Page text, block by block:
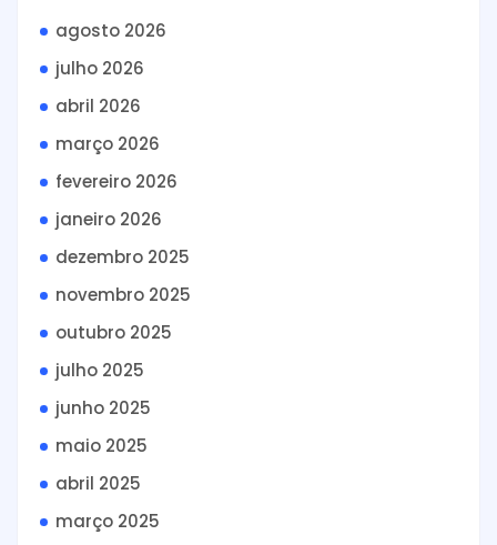
agosto 2026
julho 2026
abril 2026
março 2026
fevereiro 2026
janeiro 2026
dezembro 2025
novembro 2025
outubro 2025
julho 2025
junho 2025
maio 2025
abril 2025
março 2025